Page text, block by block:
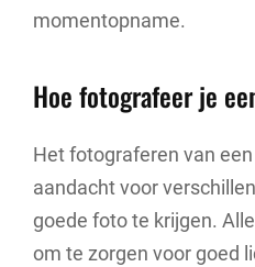
momentopname.
Hoe fotografeer je
Het fotograferen van
aandacht voor
goede foto te krijgen.
om te zorgen voor goed